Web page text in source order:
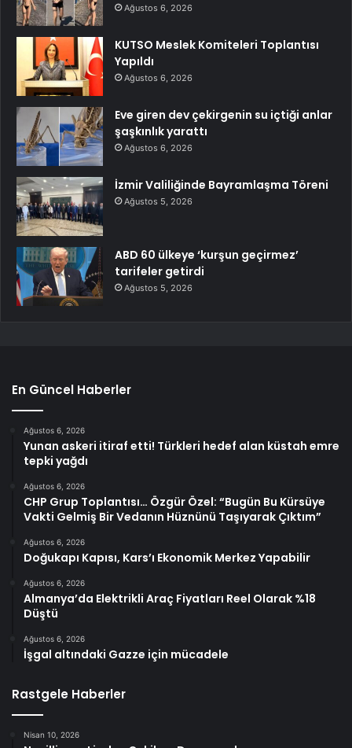
Ağustos 6, 2026
KUTSO Meslek Komiteleri Toplantısı
Yapıldı
Ağustos 6, 2026
Eve giren dev çekirgenin su içtiği anlar
şaşkınlık yarattı
Ağustos 6, 2026
İzmir Valiliğinde Bayramlaşma Töreni
Ağustos 5, 2026
ABD 60 ülkeye ‘kurşun geçirmez’
tarifeler getirdi
Ağustos 5, 2026
En Güncel Haberler
Ağustos 6, 2026
Yunan askeri itiraf etti! Türkleri hedef alan küstah emre
tepki yağdı
Ağustos 6, 2026
CHP Grup Toplantısı… Özgür Özel: “Bugün Bu Kürsüye
Vakti Gelmiş Bir Vedanın Hüznünü Taşıyarak Çıktım”
Ağustos 6, 2026
Doğukapı Kapısı, Kars’ı Ekonomik Merkez Yapabilir
Ağustos 6, 2026
Almanya’da Elektrikli Araç Fiyatları Reel Olarak %18
Düştü
Ağustos 6, 2026
İşgal altındaki Gazze için mücadele
Rastgele Haberler
Nisan 10, 2026